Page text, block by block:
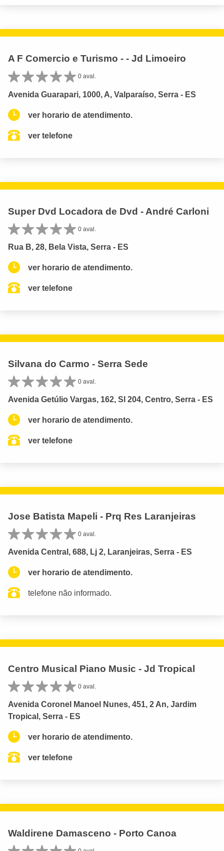
A F Comercio e Turismo - - Jd Limoeiro
0 aval.
Avenida Guarapari, 1000, A, Valparaíso, Serra - ES
ver horario de atendimento.
ver telefone
Super Dvd Locadora de Dvd - André Carloni
0 aval.
Rua B, 28, Bela Vista, Serra - ES
ver horario de atendimento.
ver telefone
Silvana do Carmo - Serra Sede
0 aval.
Avenida Getúlio Vargas, 162, Sl 204, Centro, Serra - ES
ver horario de atendimento.
ver telefone
Jose Batista Mapeli - Prq Res Laranjeiras
0 aval.
Avenida Central, 688, Lj 2, Laranjeiras, Serra - ES
ver horario de atendimento.
telefone não informado.
Centro Musical Piano Music - Jd Tropical
0 aval.
Avenida Coronel Manoel Nunes, 451, 2 An, Jardim
Tropical, Serra - ES
ver horario de atendimento.
ver telefone
Waldirene Damasceno - Porto Canoa